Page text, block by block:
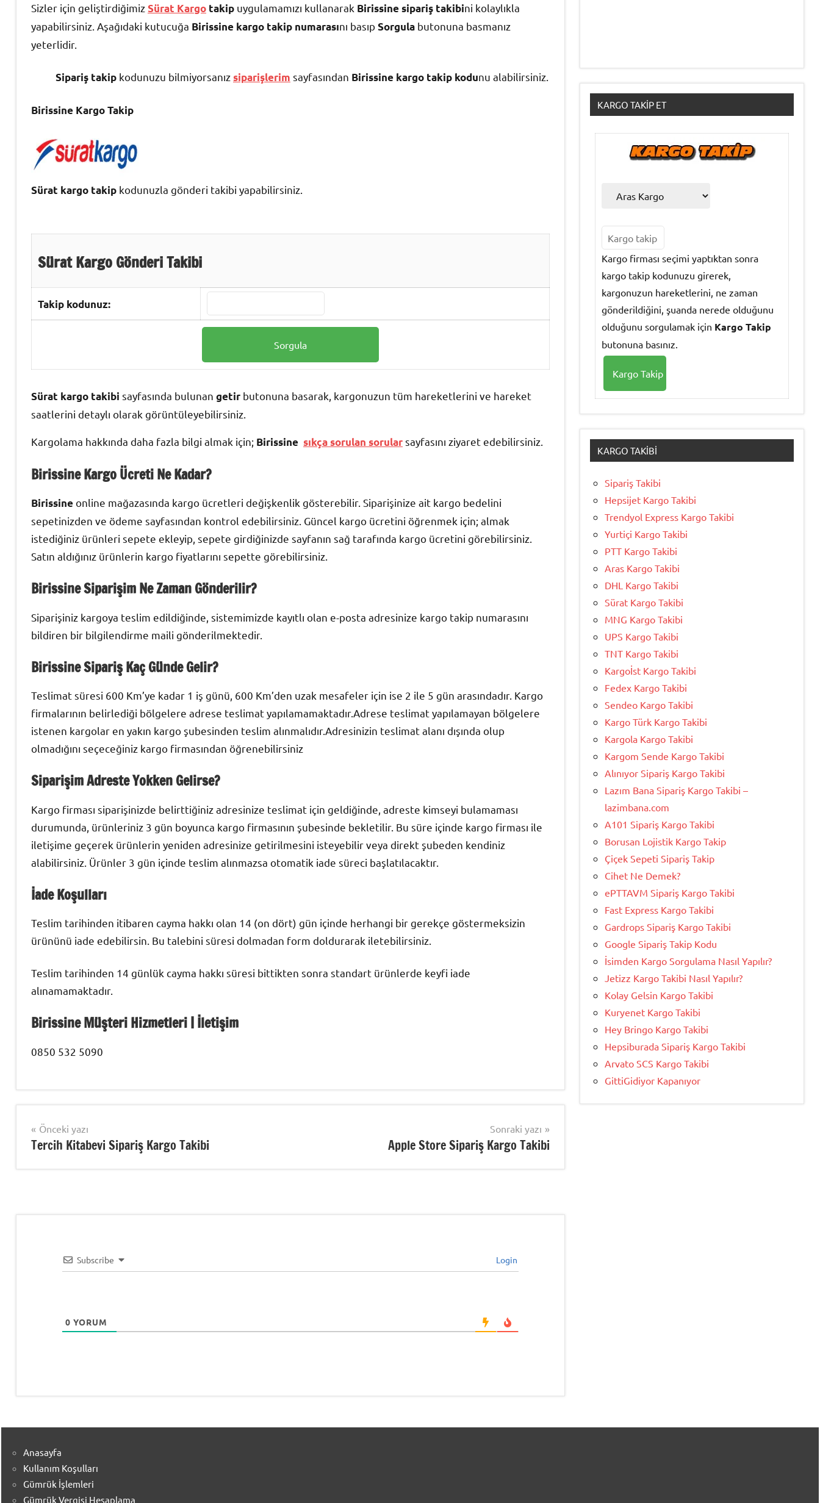
Sizler için geliştirdiğimizSürat Kargo takip uygulamamızı kullanarak Birissinesipariş takibini kolaylıkla
yapabilirsiniz. Aşağıdaki kutucuğa Birissine kargo takip numarasını basıpSorgula butonuna basmanız
yeterlidir.
Sipariş takip kodunuzu bilmiyorsanızsiparişlerim sayfasından Birissine kargo takip kodunu alabilirsiniz.
Birissine Kargo Takip
Sürat kargo takip kodunuzla gönderi takibi yapabilirsiniz.
Sürat Kargo Gönderi Takibi
Takip kodunuz:
Sürat kargo takibi sayfasında bulunan getir butonuna basarak, kargonuzun tüm hareketlerini ve hareket
saatlerini detaylı olarak görüntüleyebilirsiniz.
Kargolama hakkında daha fazla bilgi almak için; Birissine sıkça sorulan sorularsayfasını ziyaret edebilirsiniz.
Birissine KargoÜcreti Ne Kadar?
Birissineonline mağazasında kargo ücretleri değişkenlik gösterebilir. Siparişinize ait kargo bedelini
sepetinizden ve ödeme sayfasından kontrol edebilirsiniz. Güncel kargo ücretini öğrenmek için; almak
istediğiniz ürünleri sepete ekleyip, sepete girdiğinizde sayfanın sağ tarafında kargo ücretini görebilirsiniz.
Satın aldığınız ürünlerin kargo fiyatlarını sepette görebilirsiniz.
Birissine Siparişim Ne Zaman Gönderilir?
Siparişiniz kargoya teslim edildiğinde, sistemimizde kayıtlı olan e-posta adresinize kargo takip numarasını
bildiren bir bilgilendirme maili gönderilmektedir.
Birissine Sipariş Kaç Günde Gelir?
Teslimat süresi 600 Km’ye kadar 1 iş günü, 600 Km’den uzak mesafeler için ise 2 ile 5 gün arasındadır. Kargo
firmalarının belirlediği bölgelere adrese teslimat yapılamamaktadır.Adrese teslimat yapılamayan bölgelere
istenen kargolar en yakın kargo şubesinden teslim alınmalıdır.Adresinizin teslimat alanı dışında olup
olmadığını seçeceğiniz kargo firmasından öğrenebilirsiniz
Siparişim Adreste Yokken Gelirse?
Kargo firması siparişinizde belirttiğiniz adresinize teslimat için geldiğinde, adreste kimseyi bulamaması
durumunda, ürünleriniz 3 gün boyunca kargo firmasının şubesinde bekletilir. Bu süre içinde kargo firması ile
iletişime geçerek ürünlerin yeniden adresinize getirilmesini isteyebilir veya direkt şubeden kendiniz
alabilirsiniz. Ürünler 3 gün içinde teslim alınmazsa otomatik iade süreci başlatılacaktır.
İade Koşulları
Teslim tarihinden itibaren cayma hakkı olan 14 (on dört) gün içinde herhangi bir gerekçe göstermeksizin
ürününü iade edebilirsin. Bu talebini süresi dolmadan form doldurarak iletebilirsiniz.
Teslim tarihinden 14 günlük cayma hakkı süresi bittikten sonra standart ürünlerde keyfi iade
alınamamaktadır.
Birissine Müşteri Hizmetleri | İletişim
0850 532 5090
Sipariş
Takibi,
Yazı
gezinmesi
Önceki yazı
Tercih Kitabevi Sipariş Kargo Takibi
Sonraki yazı
Apple Store Sipariş Kargo Takibi
Subscribe Login
0 YORUM
KARGO TAKIP ET
Kargo firması seçimi yaptıktan sonra
kargo takip kodunuzu girerek,
kargonuzun hareketlerini, ne zaman
gönderildiğini, şuanda nerede olduğunu
olduğunu sorgulamak için Kargo Takip
butonuna basınız.
KARGO TAKIBI
Sipariş Takibi
Hepsijet Kargo Takibi
Trendyol Express Kargo Takibi
Yurtiçi Kargo Takibi
PTT Kargo Takibi
Aras Kargo Takibi
DHL Kargo Takibi
Sürat Kargo Takibi
MNG Kargo Takibi
UPS Kargo Takibi
TNT Kargo Takibi
Kargoİst Kargo Takibi
Fedex Kargo Takibi
Sendeo Kargo Takibi
Kargo Türk Kargo Takibi
Kargola Kargo Takibi
Kargom Sende Kargo Takibi
Alınıyor Sipariş Kargo Takibi
Lazım Bana Sipariş Kargo Takibi –
lazimbana.com
A101 Sipariş Kargo Takibi
Borusan Lojistik Kargo Takip
Çiçek Sepeti Sipariş Takip
Cihet Ne Demek?
ePTTAVM Sipariş Kargo Takibi
Fast Express Kargo Takibi
Gardrops Sipariş Kargo Takibi
Google Sipariş Takip Kodu
İsimden Kargo Sorgulama Nasıl Yapılır?
Jetizz Kargo Takibi Nasıl Yapılır?
Kolay Gelsin Kargo Takibi
Kuryenet Kargo Takibi
Hey Bringo Kargo Takibi
Hepsiburada Sipariş Kargo Takibi
Arvato SCS Kargo Takibi
GittiGidiyor Kapanıyor
Anasayfa
Kullanım Koşulları
Gümrük İşlemleri
Gümrük Vergisi Hesaplama